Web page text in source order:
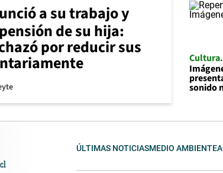
a su trabajo y
de su hija:
por reducir sus
Cultura
sonido
ÚLTIMAS NOTICIASMEDIO AMBIENTE